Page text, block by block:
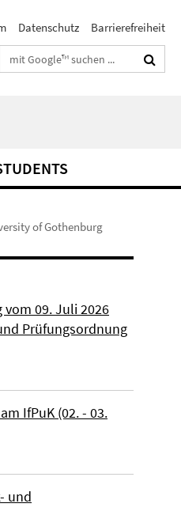
Datenschutz Barrierefreiheit
Suchbegriffe
of Gothenburg
09. Juli 2026
Prüfungsordnung
IfPuK (02. - 03.
und